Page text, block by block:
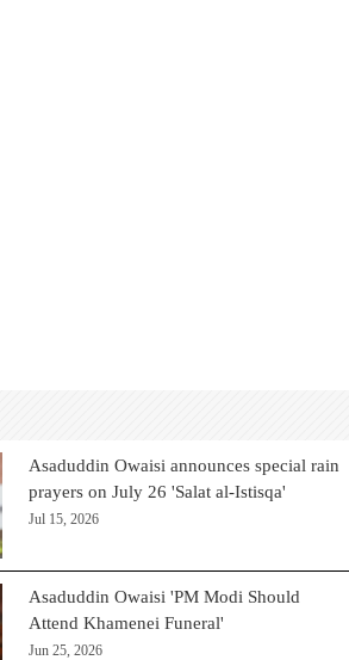
Asaduddin Owaisi announces special rain
prayers on July 26 'Salat al-Istisqa'
Jul 15, 2026
Asaduddin Owaisi 'PM Modi Should
Attend Khamenei Funeral'
Jun 25, 2026